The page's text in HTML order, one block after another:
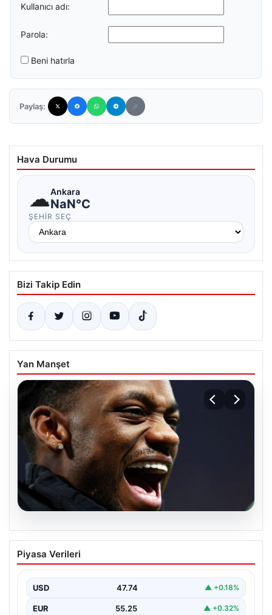
Kullanıcı adı:
Parola:
Beni hatırla
Paylaş:
Hava Durumu
☁Ankara
NaN°C
ŞEHIR SEÇ
Bizi Takip Edin
Yan Manşet
İşte Jhon Duran’ın Benfica formasıyla
ilk golü
Piyasa Verileri
USD 47.74 ▲ +0.18%
EUR 55.25 ▲ +0.32%